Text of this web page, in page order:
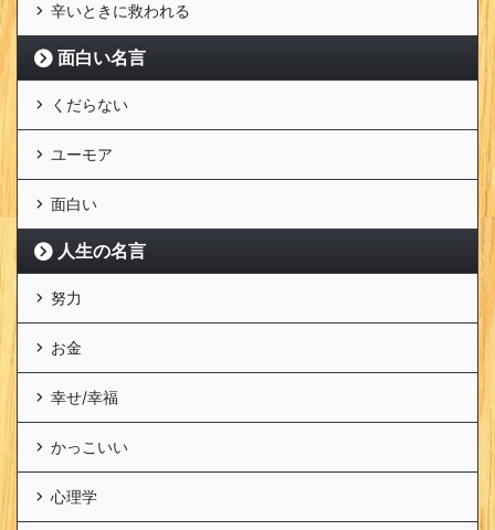
辛いときに救われる
面白い名言
くだらない
ユーモア
面白い
人生の名言
努力
お金
幸せ/幸福
かっこいい
心理学